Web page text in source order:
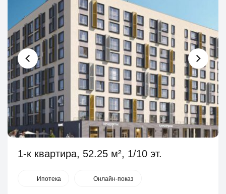
1-к квартира, 52.25 м², 1/10 эт.
Ипотека Онлайн-показ